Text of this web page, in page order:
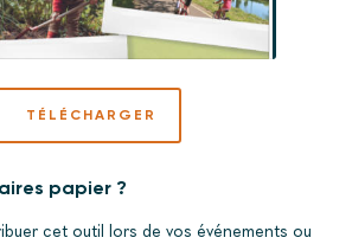
TÉLÉCHARGER
papier ?
cet outil lors de vos événements ou